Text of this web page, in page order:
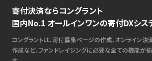
寄付決済ならコングラント
国内No.1 オールインワンの寄付DXシス
コングラントは、寄付募集ページの作成、オンライン決
作成など、ファンドレイジングに必要な全ての機能が